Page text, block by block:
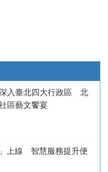
入臺北四大行政區 北
區藝文饗宴
」上線 智慧服務提升便